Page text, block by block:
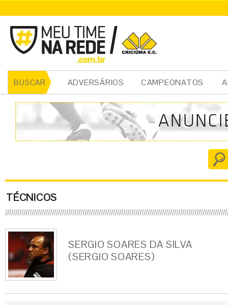
BUSCAR ADVERSÁRIOS CAMPEONATOS
TÉCNICOS
SERGIO SOARES DA SILVA
(SERGIO SOARES)